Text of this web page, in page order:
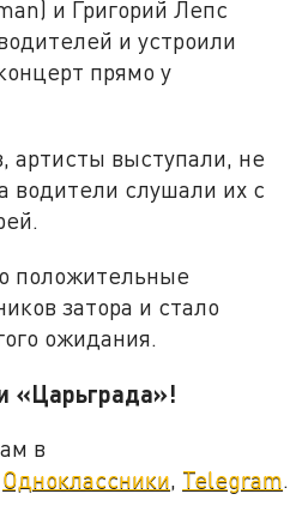
и Григорий Лепс
и устроили
прямо у
артисты выступали, не
водители слушали их с
положительные
затора и стало
ожидания.
«Царьграда»!
в
Одноклассники, Telegram.